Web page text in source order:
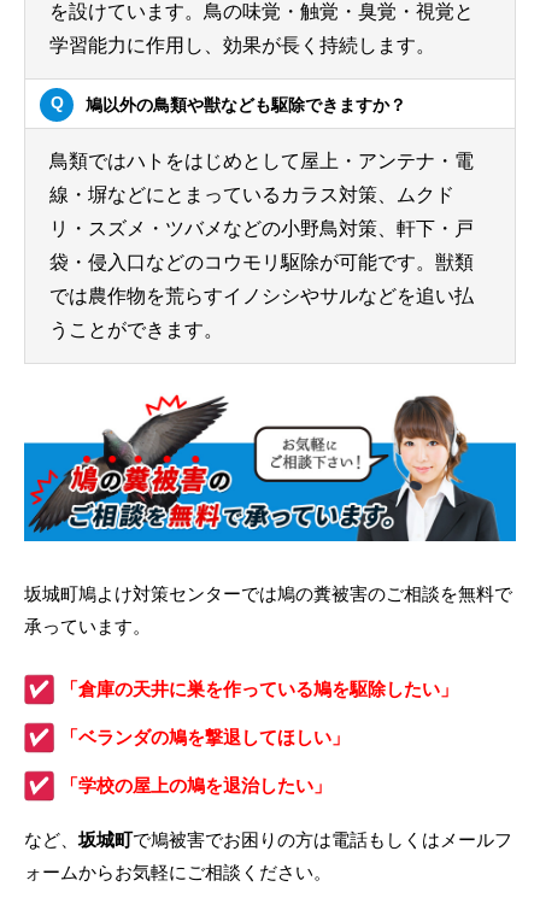
を設けています。鳥の味覚・触覚・臭覚・視覚と
学習能力に作用し、効果が長く持続します。
鳩以外の鳥類や獣なども駆除できますか？
鳥類ではハトをはじめとして屋上・アンテナ・電
線・塀などにとまっているカラス対策、ムクド
リ・スズメ・ツバメなどの小野鳥対策、軒下・戸
袋・侵入口などのコウモリ駆除が可能です。獣類
では農作物を荒らすイノシシやサルなどを追い払
うことができます。
坂城町鳩よけ対策センターでは鳩の糞被害のご相談を無料で
承っています。
「倉庫の天井に巣を作っている鳩を駆除したい」
「ベランダの鳩を撃退してほしい」
「学校の屋上の鳩を退治したい」
など、坂城町で鳩被害でお困りの方は電話もしくはメールフ
ォームからお気軽にご相談ください。